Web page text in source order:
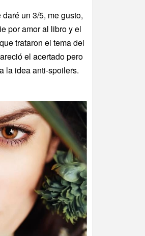
un 3/5, me gusto,
por amor al libro y el
trataron el tema del
el acertado pero
la idea anti-spoilers.